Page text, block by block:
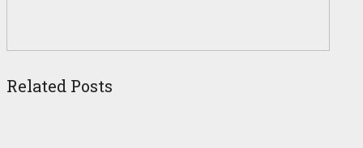
Related Posts